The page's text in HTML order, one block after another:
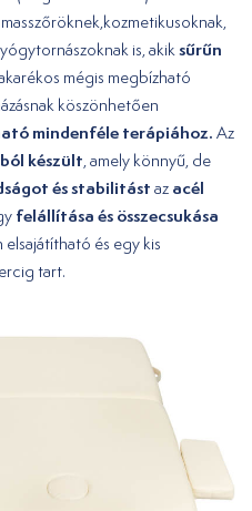
is, akiksűrűn
mégis megbízható
köszönhetően
mindenféle terápiához. Az
készült, amely könnyű, de
és stabilitást az acél
felállítása és összecsukása
elsajátítható és egy kis
tart.